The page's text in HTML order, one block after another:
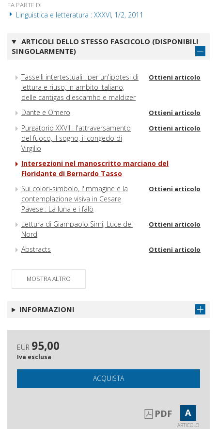
FA PARTE DI
Linguistica e letteratura : XXXVI, 1/2, 2011
ARTICOLI DELLO STESSO FASCICOLO (DISPONIBILI
SINGOLARMENTE)
Tasselli intertestuali : per un'ipotesi di
lettura e riuso, in ambito italiano,
delle cantigas d'escarnho e maldizer
Ottieni articolo
Dante e Omero Ottieni articolo
Purgatorio XXVII : l'attraversamento
del fuoco, il sogno, il congedo di
Virgilio
Ottieni articolo
Intersezioni nel manoscritto marciano del
Floridante di Bernardo Tasso
Sui colori-simbolo, l'immagine e la
contemplazione visiva in Cesare
Pavese : La luna e i falò
Ottieni articolo
Lettura di Giampaolo Simi, Luce del
Nord
Ottieni articolo
Abstracts Ottieni articolo
MOSTRA ALTRO
INFORMAZIONI
EUR 95,00
Iva esclusa
ACQUISTA
PDF A
ARTICOLO